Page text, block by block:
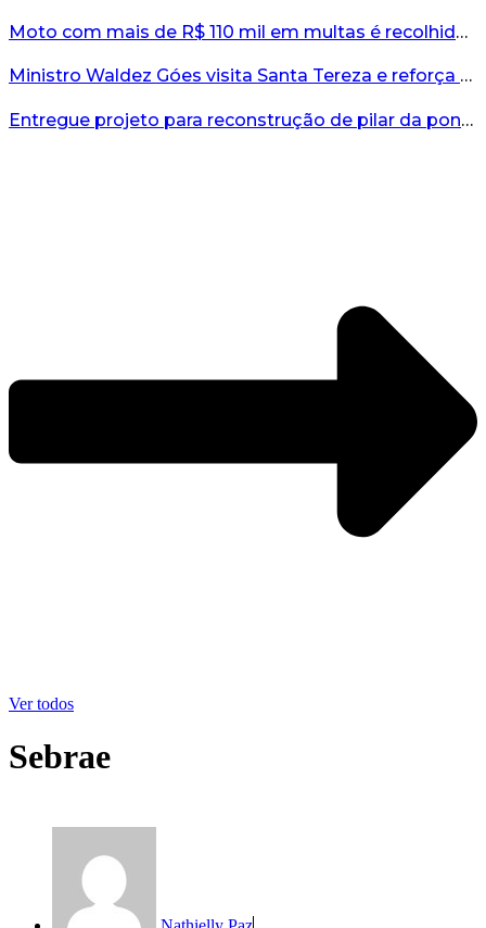
Moto com mais de R$ 110 mil em multas é recolhida no interior do RS...
Ministro Waldez Góes visita Santa Tereza e reforça apoio federal à reconstrução do município...
Entregue projeto para reconstrução de pilar da ponte entre Encantado e Muçum...
Ver todos
Sebrae